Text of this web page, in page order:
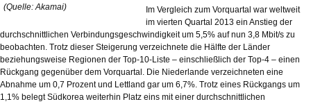
(Quelle: Akamai)
Im Vergleich zum Vorquartal war weltweit
im vierten Quartal 2013 ein Anstieg der
durchschnittlichen Verbindungsgeschwindigkeit um 5,5% auf nun 3,8 Mbit/s zu
beobachten. Trotz dieser Steigerung verzeichnete die Hälfte der Länder
beziehungsweise Regionen der Top-10-Liste – einschließlich der Top-4 – einen
Rückgang gegenüber dem Vorquartal. Die Niederlande verzeichneten eine
Abnahme um 0,7 Prozent und Lettland gar um 6,7%. Trotz eines Rückgangs um
1,1% belegt Südkorea weiterhin Platz eins mit einer durchschnittlichen